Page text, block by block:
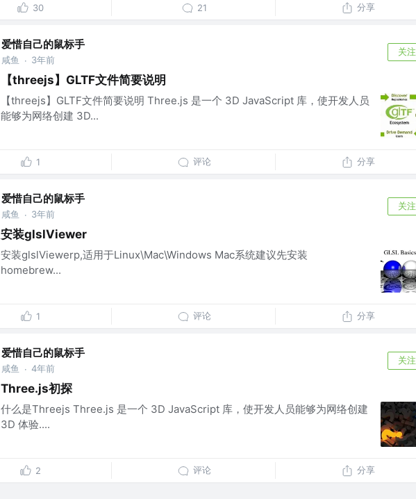
30 21 分享
爱惜自己的鼠标手
咸鱼 · 3年前
关注
【threejs】GLTF文件简要说明
【threejs】GLTF文件简要说明 Three.js 是一个 3D JavaScript 库，使开发人员
能够为网络创建 3D...
1 评论 分享
爱惜自己的鼠标手
咸鱼 · 3年前
关注
安装glslViewer
安装glslViewerp,适用于Linux\Mac\Windows Mac系统建议先安装
homebrew...
1 评论 分享
爱惜自己的鼠标手
咸鱼 · 4年前
关注
Three.js初探
什么是Threejs Three.js 是一个 3D JavaScript 库，使开发人员能够为网络创建
3D 体验....
2 评论 分享